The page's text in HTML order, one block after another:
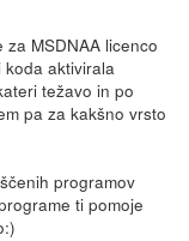
MSDNAA licenco
aktivirala
težavo in po
pa za kakšno vrsto
programov
ti pomoje